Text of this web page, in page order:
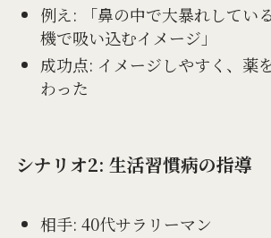
例え: 「鼻の中で大暴れしてい
機で吸い込むイメージ」
成功点: イメージしやすく、薬
わった
シナリオ2: 生活習慣病の指導
相手: 40代サラリーマン